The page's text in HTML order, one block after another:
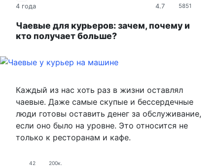
5851
4.7
4 года
Чаевые для курьеров: зачем, почему и
кто получает больше?
Каждый из нас хоть раз в жизни оставлял
чаевые. Даже самые скупые и бессердечные
люди готовы оставить денег за обслуживание,
если оно было на уровне. Это относится не
только к ресторанам и кафе.
42 200к.